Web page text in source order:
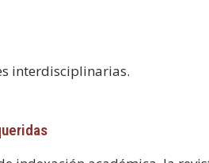
interdisciplinarias.